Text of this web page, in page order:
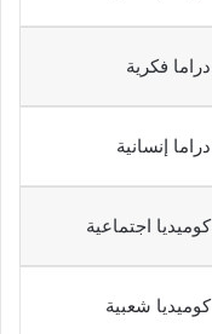
دراما فكرية
دراما إنسانية
كوميديا اجتماعية
كوميديا شعبية